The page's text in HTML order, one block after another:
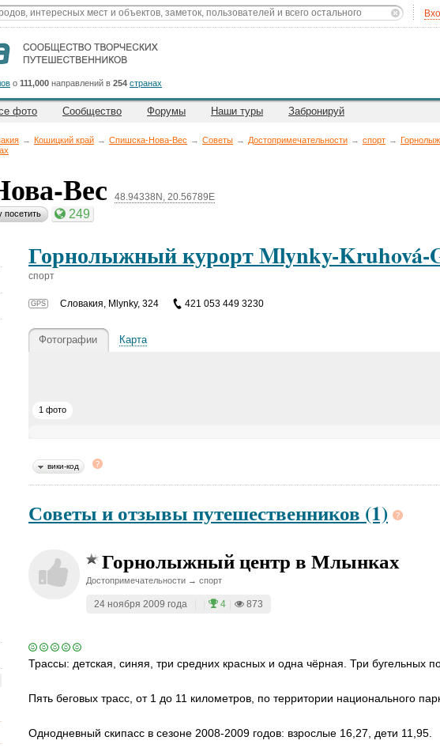
о 111,000 направлений в 254 странах
фото Сообщество Форумы Наши туры Забронируй
→ Кошицкий край → Спишска-Нова-Вес → Советы → Достопримечательности → спорт →
Вес 48.94338N, 20.56789E
посетить 249
Горнолыжный курорт Mlynky-Kruhová-
спорт
GPS Словакия, Mlynky, 324 421 053 449 3230
Фотографии Карта
1 фото
вики-код
Советы и отзывы путешественников (1)
Горнолыжный центр в Млынках
Достопримечательности → спорт
24 ноября 2009 года 4 873
Трассы: детская, синяя, три средних красных и одна чёрная. Три бугельных
Пять беговых трасс, от 1 до 11 километров, по территории национального
Однодневный скипасс в сезоне 2008-2009 годов: взрослые 16,27, дети 11,95.